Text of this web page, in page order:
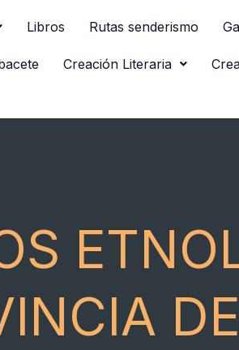
Libros Rutas senderismo
Creación Literaria